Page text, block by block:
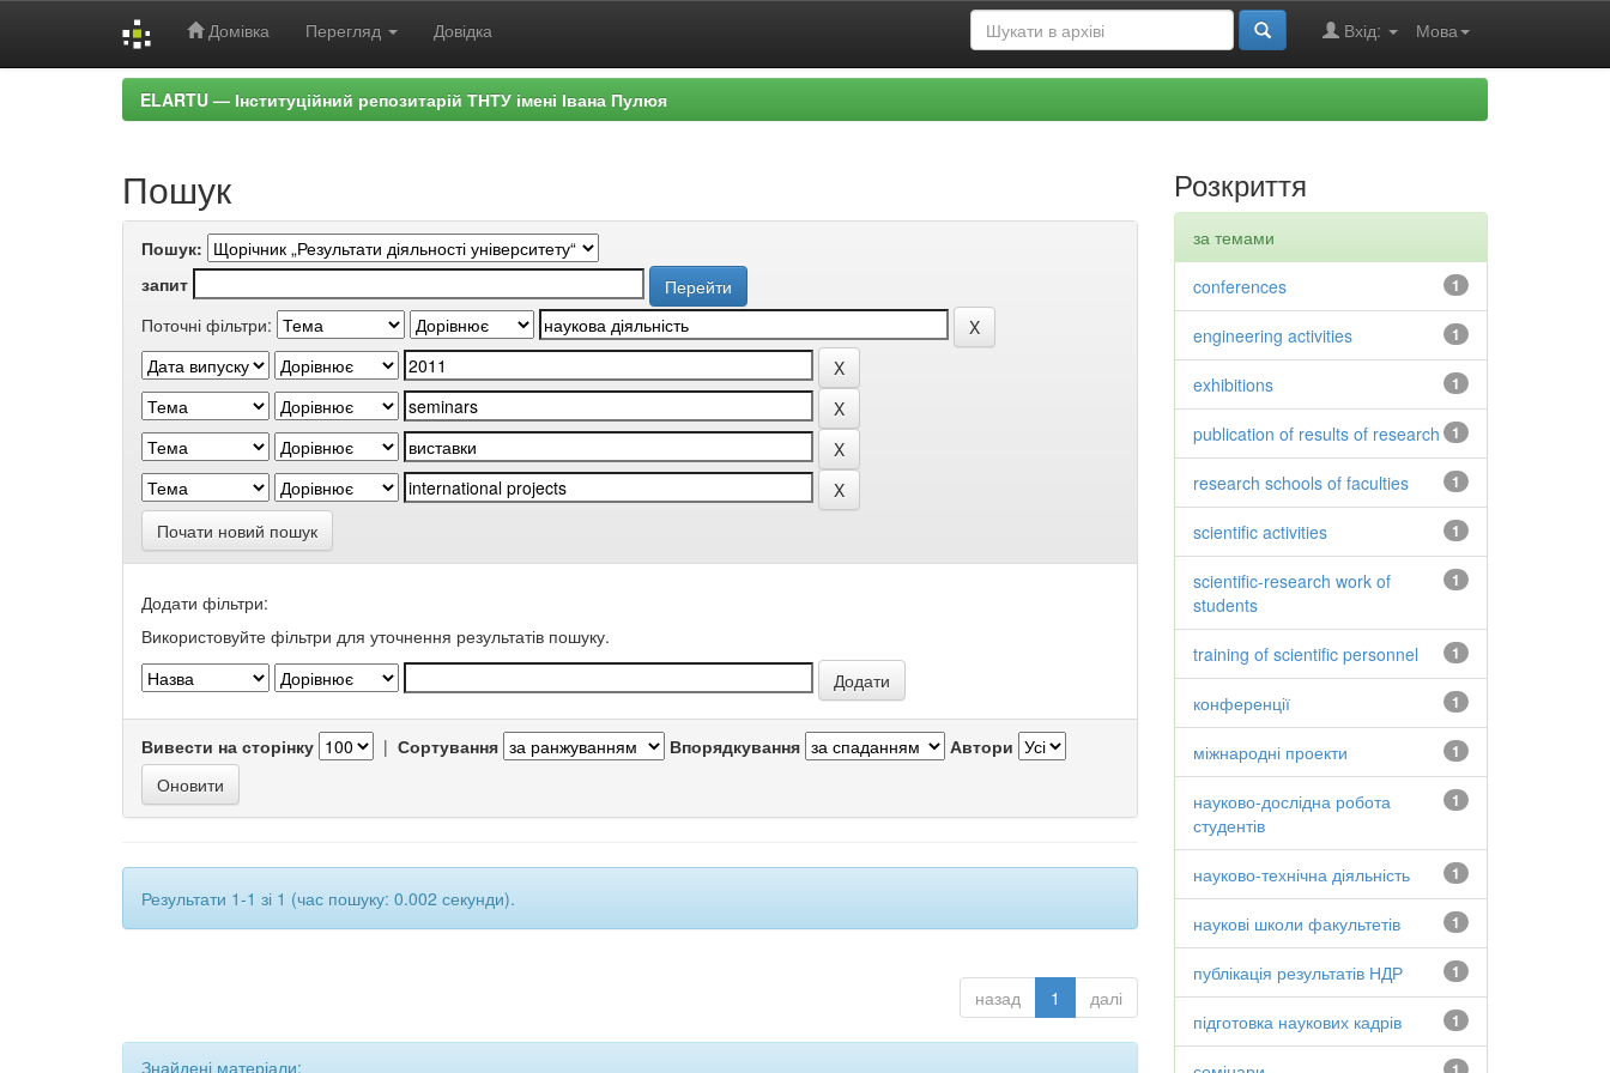
Домівка Перегляд Довідка Мова
Вхід:
ELARTU — Інституційний репозитарій ТНТУ імені Івана Пулюя
Пошук
Пошук:
запит
Поточні фільтри:
Почати новий пошук
Додати фільтри:
Використовуйте фільтри для уточнення результатів пошуку.
Вивести на сторінку | Сортування Впорядкування Автори
Результати 1-1 зі 1 (час пошуку: 0.002 секунди).
назад 1 далі
Знайдені матеріали:
Розкриття
за темами
1
conferences
1
engineering activities
1
exhibitions
1
publication of results of research
1
research schools of faculties
1
scientific activities
1
scientific-research work of
students
1
training of scientific personnel
1
конференції
1
міжнародні проекти
1
науково-дослідна робота
студентів
1
науково-технічна діяльність
1
наукові школи факультетів
1
публікація результатів НДР
1
підготовка наукових кадрів